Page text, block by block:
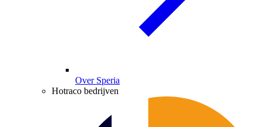
Over Speria
Hotraco bedrijven